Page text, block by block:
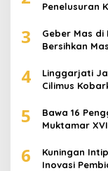
Penelusuran
3
Geber Mas
Bersihkan
4
Linggarjati
Cilimus
5
Bawa 16
Muktamar
6
Kuningan
Inovasi